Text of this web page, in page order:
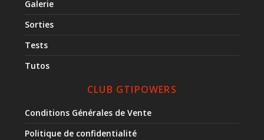
Galerie
Sorties
Tests
Tutos
CLUB GTIPOWERS
Conditions Générales de Vente
Politique de confidentialité